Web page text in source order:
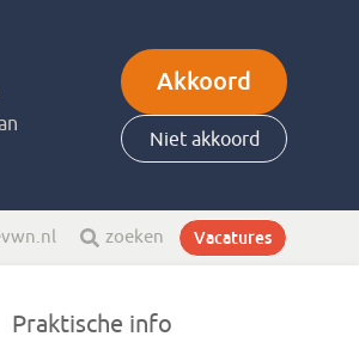
Akkoord
Niet akkoord
zoeken Vacatures
Praktische info